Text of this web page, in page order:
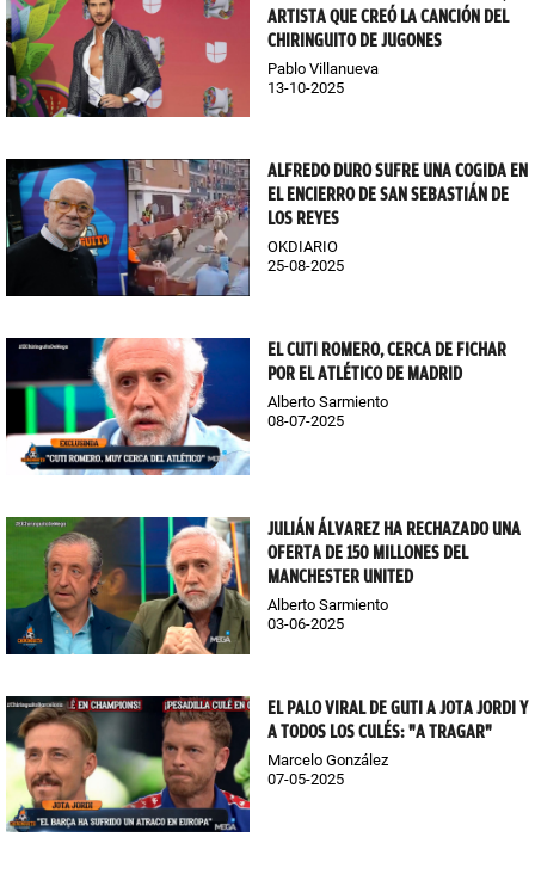
ARTISTA QUE CREÓ LA CANCIÓN DEL
CHIRINGUITO DE JUGONES
Pablo Villanueva
13-10-2025
ALFREDO DURO SUFRE UNA COGIDA EN
EL ENCIERRO DE SAN SEBASTIÁN DE
LOS REYES
OKDIARIO
25-08-2025
EL CUTI ROMERO, CERCA DE FICHAR
POR EL ATLÉTICO DE MADRID
Alberto Sarmiento
08-07-2025
JULIÁN ÁLVAREZ HA RECHAZADO UNA
OFERTA DE 150 MILLONES DEL
MANCHESTER UNITED
Alberto Sarmiento
03-06-2025
EL PALO VIRAL DE GUTI A JOTA JORDI Y
A TODOS LOS CULÉS: "A TRAGAR"
Marcelo González
07-05-2025